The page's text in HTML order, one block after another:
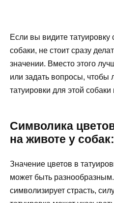
Если вы видите
собаки, не стоит сразу
значении. Вместо этого
или задать вопросы, чтобы
татуировки для этой собаки
Символика
на животе у собак:
Значение цветов в
может быть
символизирует страсть,